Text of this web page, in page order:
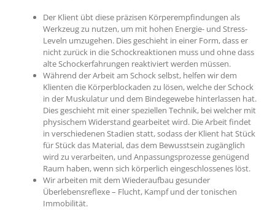
Der Klient übt diese präzisen Körperempfindungen als
Werkzeug zu nutzen, um mit hohen Energie- und Stress-
Leveln umzugehen. Dies geschieht in einer Form, dass er
nicht zurück in die Schockreaktionen muss und ohne dass
alte Schockerfahrungen reaktiviert werden müssen.
Während der Arbeit am Schock selbst, helfen wir dem
Klienten die Körperblockaden zu lösen, welche der Schock
in der Muskulatur und dem Bindegewebe hinterlassen hat.
Dies geschieht mit einer speziellen Technik, bei welcher mit
physischem Widerstand gearbeitet wird. Die Arbeit findet
in verschiedenen Stadien statt, sodass der Klient hat Stück
für Stück das Material, das dem Bewusstsein zugänglich
wird zu verarbeiten, und Anpassungsprozesse genügend
Raum haben, wenn sich körperlich eingeschlossenes löst.
Wir arbeiten mit dem Wiederaufbau gesunder
Überlebensreflexe – Flucht, Kampf und der tonischen
Immobilität.